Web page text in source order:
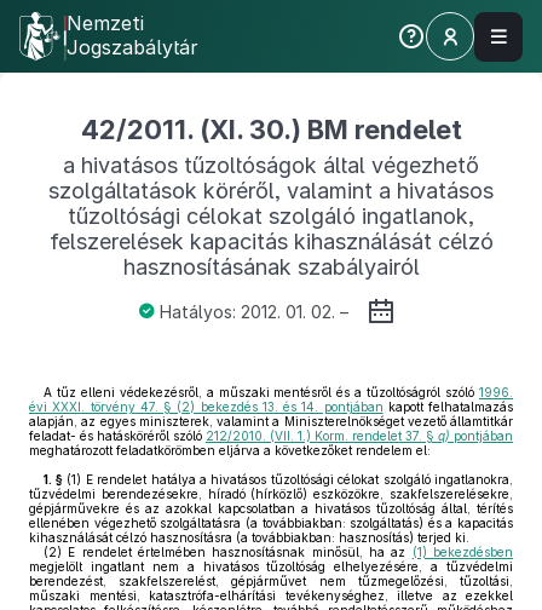
Nemzeti
Jogszabálytár
42/2011. (XI. 30.) BM rendelet
a hivatásos tűzoltóságok által végezhető
szolgáltatások köréről, valamint a hivatásos
tűzoltósági célokat szolgáló ingatlanok,
felszerelések kapacitás kihasználását célzó
hasznosításának szabályairól
Hatályos: 2012. 01. 02. –
A tűz elleni védekezésről, a műszaki mentésről és a tűzoltóságról szóló 1996.
évi XXXI. törvény 47. § (2) bekezdés 13. és 14. pontjában kapott felhatalmazás
alapján, az egyes miniszterek, valamint a Miniszterelnökséget vezető államtitkár
feladat- és hatásköréről szóló 212/2010. (VII. 1.) Korm. rendelet 37. § q) pontjában
meghatározott feladatkörömben eljárva a következőket rendelem el:
1. § (1) E rendelet hatálya a hivatásos tűzoltósági célokat szolgáló ingatlanokra,
tűzvédelmi berendezésekre, híradó (hírközlő) eszközökre, szakfelszerelésekre,
gépjárművekre és az azokkal kapcsolatban a hivatásos tűzoltóság által, térítés
ellenében végezhető szolgáltatásra (a továbbiakban: szolgáltatás) és a kapacitás
kihasználását célzó hasznosításra (a továbbiakban: hasznosítás) terjed ki.
(2) E rendelet értelmében hasznosításnak minősül, ha az
(1) bekezdésben
megjelölt ingatlant nem a hivatásos tűzoltóság elhelyezésére, a tűzvédelmi
berendezést, szakfelszerelést, gépjárművet nem tűzmegelőzési, tűzoltási,
műszaki mentési, katasztrófa-elhárítási tevékenységhez, illetve az ezekkel